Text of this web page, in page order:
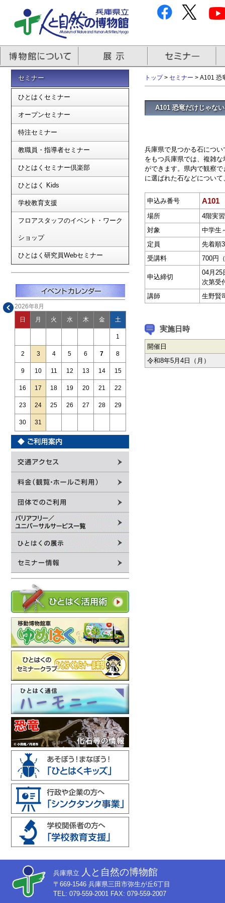
セミナー
ひとはくセミナー
オープンセミナー
特注セミナー
教職員・指導者セミナー
ひとはくセミナー倶楽部
ひとはく Kids
学校教育支援
フロアスタッフのイベント・ワーク
ショップ
ひとはく研究員Webセミナー
2026年8月
日 月 火 水 木 金 土
1
2 3 4 5 6 7 8
9 10 11 12 13 14 15
16 17 18 19 20 21 22
23 24 25 26 27 28 29
30 31
トップ> セミナー > A101 恐
A101 恐竜だけじゃな
兵庫県で見つかる石につ
をもつ兵庫県では、複雑
ができます。県内で観察
に選ばれた石などについ
申込み番号 A101
場所
4階実
対象
中学生
定員
先着順
受講料
700円
申込締切
04月25
次第受
講師
生野賢
実施日時
開催日
令和8年5月4日（月）
兵庫県立 人と自然の博物館
〒669-1546 兵庫県三田市弥生が丘6丁目
TEL: 079-559-2001 FAX: 079-559-2007